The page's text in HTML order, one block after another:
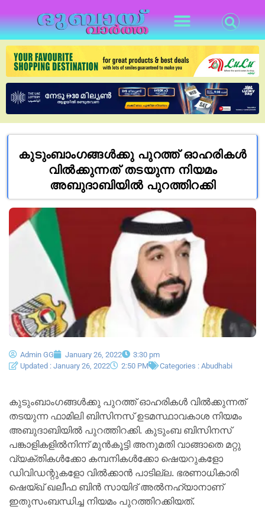
കുടുംബാംഗങ്ങൾക്കു പുറത്ത് ഓഹരികൾ
വിൽക്കുന്നത് തടയുന്ന നിയമം
അബുദാബിയിൽ പുറത്തിറക്കി
Admin GG January 26, 2022
3:30 pm
Updated : January 26, 2022
2:50 PM Categories : Abudhabi
കുടുംബാംഗങ്ങൾക്കു പുറത്ത് ഓഹരികൾ വിൽക്കുന്നത്
തടയുന്ന ഫാമിലി ബിസിനസ് ഉടമസ്ഥാവകാശ നിയമം
അബുദാബിയിൽ പുറത്തിറക്കി. കുടുംബ ബിസിനസ്
പങ്കാളികളിൽനിന്ന് മുൻകൂട്ടി അനുമതി വാങ്ങാതെ മറ്റു
വ്യക്തികൾക്കോ കമ്പനികൾക്കോ ഷെയറുകളോ
ഡിവിഡന്റുകളോ വിൽക്കാൻ പാടില്ല. ഭരണാധികാരി
ഷെയ്ഖ് ഖലീഫ ബിൻ സായിദ് അൽനഹ്യാനാണ്
ഇതുസംബന്ധിച്ച നിയമം പുറത്തിറക്കിയത്.